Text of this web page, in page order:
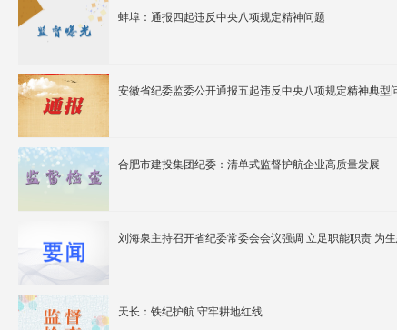
蚌埠：通报四起违反中央八项规定精神问题
安徽省纪委监委公开通报五起违反中央八项规定精神典型
合肥市建投集团纪委：清单式监督护航企业高质量发展
刘海泉主持召开省纪委常委会会
天长：铁纪护航 守牢耕地红线